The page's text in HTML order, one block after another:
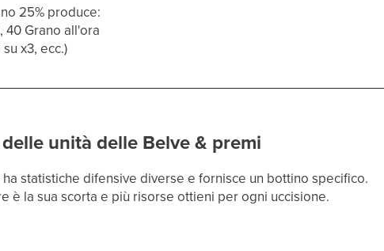
25% produce:
40 Grano all'ora
x3, ecc.)
unità delle Belve & premi
statistiche difensive diverse e fornisce un bottino specifico.
è la sua scorta e più risorse ottieni per ogni uccisione.